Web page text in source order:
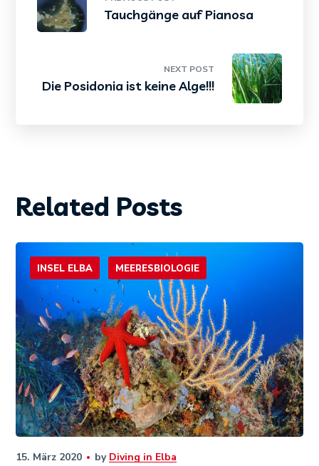
Tauchgänge auf Pianosa
NEXT POST
Die Posidonia ist keine Alge!!!
Related Posts
INSEL ELBA MEERESBIOLOGIE
15. März 2020 by Diving in Elba